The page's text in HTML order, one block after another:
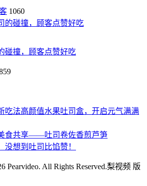
1060
碰撞，顾客点赞好吃
吃法高颜值水果吐司盒，开启元气满满
食共享——吐司卷佐香煎芦笋
没想到吐司比馅赞！
Pearvideo. All Rights Reserved.梨视频 版